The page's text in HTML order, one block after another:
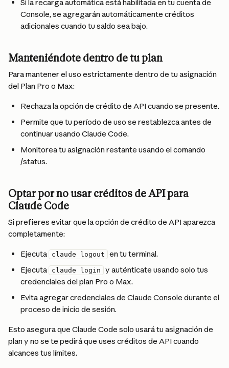
Si la recarga automática está habilitada en tu cuenta de
Console, se agregarán automáticamente créditos
adicionales cuando tu saldo sea bajo.
Manteniéndote dentro de tu plan
Para mantener el uso estrictamente dentro de tu asignación
del Plan Pro o Max:
Rechaza la opción de crédito de API cuando se presente.
Permite que tu período de uso se restablezca antes de
continuar usando Claude Code.
Monitorea tu asignación restante usando el comando
/status.
Optar por no usar créditos de API para
Claude Code
Si prefieres evitar que la opción de crédito de API aparezca
completamente:
Ejecuta claude logout
en tu terminal.
Ejecuta
claude login
y auténticate usando solo tus
credenciales del plan Pro o Max.
Evita agregar credenciales de Claude Console durante el
proceso de inicio de sesión.
Esto asegura que Claude Code solo usará tu asignación de
plan y no se te pedirá que uses créditos de API cuando
alcances tus límites.